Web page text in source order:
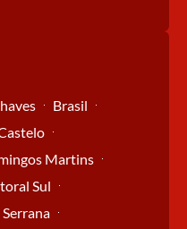
Brasil
Martins
Sul
Serrana